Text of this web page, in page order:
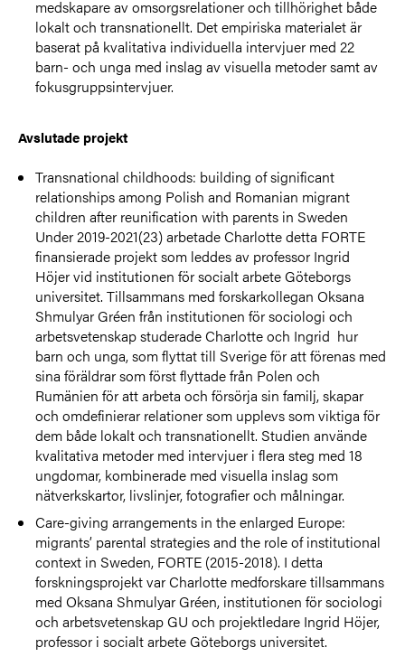
medskapare av omsorgsrelationer och tillhörighet både
lokalt och transnationellt. Det empiriska materialet är
baserat på kvalitativa individuella intervjuer med 22
barn- och unga med inslag av visuella metoder samt av
fokusgruppsintervjuer.
Avslutade projekt
Transnational childhoods: building of significant
relationships among Polish and Romanian migrant
children after reunification with parents in Sweden
Under 2019-2021(23) arbetade Charlotte detta FORTE
finansierade projekt som leddes av professor Ingrid
Höjer vid institutionen för socialt arbete Göteborgs
universitet. Tillsammans med forskarkollegan Oksana
Shmulyar Gréen från institutionen för sociologi och
arbetsvetenskap studerade Charlotte och Ingrid hur
barn och unga, som flyttat till Sverige för att förenas med
sina föräldrar som först flyttade från Polen och
Rumänien för att arbeta och försörja sin familj, skapar
och omdefinierar relationer som upplevs som viktiga för
dem både lokalt och transnationellt. Studien använde
kvalitativa metoder med intervjuer i flera steg med 18
ungdomar, kombinerade med visuella inslag som
nätverkskartor, livslinjer, fotografier och målningar.
Care-giving arrangements in the enlarged Europe:
migrants’ parental strategies and the role of institutional
context in Sweden, FORTE (2015-2018). I detta
forskningsprojekt var Charlotte medforskare tillsammans
med Oksana Shmulyar Gréen, institutionen för sociologi
och arbetsvetenskap GU och projektledare Ingrid Höjer,
professor i socialt arbete Göteborgs universitet.